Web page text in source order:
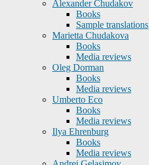
Alexander Chudakov
Books
Sample translations
Marietta Chudakova
Books
Media reviews
Oleg Dorman
Books
Media reviews
Umberto Eco
Books
Media reviews
Ilya Ehrenburg
Books
Media reviews